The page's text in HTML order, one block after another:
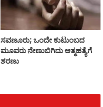
ಸವಣೂರು; ಒಂದೇ ಕುಟುಂಬದ
ಮೂವರು ನೇಣುಬಿಗಿದು ಆತ್ಮಹತ್ಯೆಗೆ
ಶರಣು